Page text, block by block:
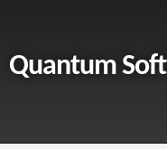
Quantum